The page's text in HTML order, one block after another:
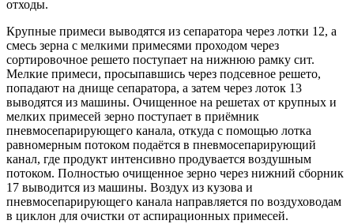
отходы.
Крупные примеси выводятся из сепаратора через лотки 12, а
смесь зерна с мелкими примесями проходом через
сортировочное решето поступает на нижнюю рамку сит.
Мелкие примеси, просыпавшись через подсевное решето,
попадают на днище сепаратора, а затем через лоток 13
выводятся из машины. Очищенное на решетах от крупных и
мелких примесей зерно поступает в приёмник
пневмосепарирующего канала, откуда с помощью лотка
равномерным потоком подаётся в пневмосепарирующий
канал, где продукт интенсивно продувается воздушным
потоком. Полностью очищенное зерно через нижний сборник
17 выводится из машины. Воздух из кузова и
пневмосепарирующего канала направляется по воздуховодам
в циклон для очистки от аспирационных примесей.